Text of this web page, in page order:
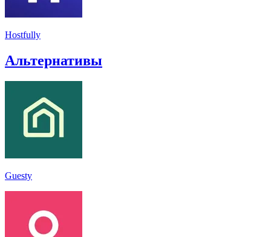
Hostfully
Альтернативы
Guesty